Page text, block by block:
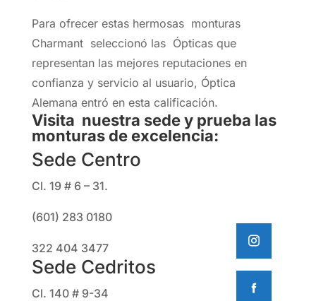
Para ofrecer estas hermosas monturas
Charmant seleccionó las Ópticas que
representan las mejores reputaciones en
confianza y servicio al usuario, Óptica
Alemana entró en esta calificación.
Visita nuestra sede y prueba las
monturas de excelencia:
Sede Centro
Cl. 19 # 6 – 31.
(601) 283 0180
322 404 3477
Sede Cedritos
Cl. 140 # 9-34